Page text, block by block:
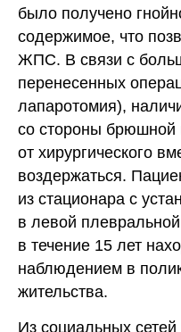
было получено
содержимое, что
ЖПС. В связи с
перенесенных
лапаротомия),
со стороны брюшной
от хирургического
воздержаться.
из стационара с
в левой
в течение 15 лет
наблюдением в
жительства.
Из социальных сетей